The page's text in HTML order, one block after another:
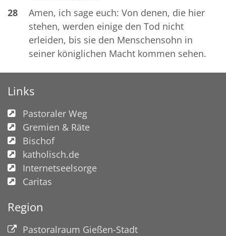
28
Amen, ich sage euch: Von denen, die hier
stehen, werden einige den Tod nicht
erleiden, bis sie den Menschensohn in
seiner königlichen Macht kommen sehen.
Links
Pastoraler Weg
Gremien & Räte
Bischof
katholisch.de
Internetseelsorge
Caritas
Region
Pastoralraum Gießen-Stadt